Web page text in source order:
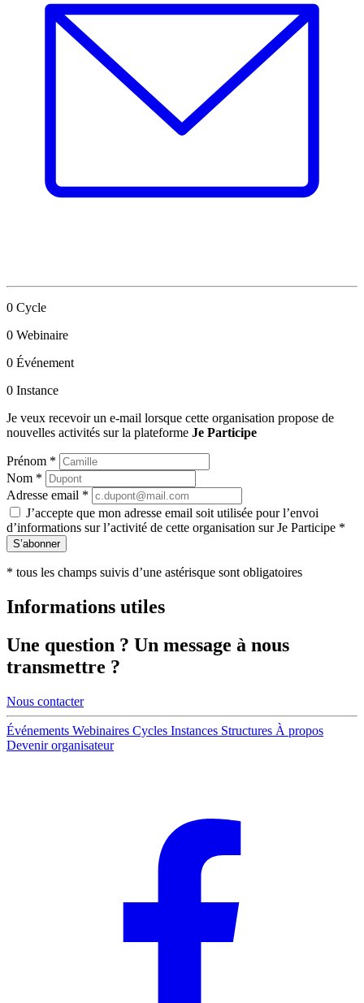
0 Cycle
0 Webinaire
0 Événement
0 Instance
Je veux recevoir un e-mail lorsque cette organisation propose de
nouvelles activités sur la plateforme Je Participe
Prénom *
Nom *
Adresse email *
J’accepte que mon adresse email soit utilisée pour l’envoi
d’informations sur l’activité de cette organisation sur Je Participe *
S’abonner
* tous les champs suivis d’une astérisque sont obligatoires
Informations utiles
Une question ? Un message à nous
transmettre ?
Nous contacter
Événements Webinaires Cycles Instances Structures À propos
Devenir organisateur